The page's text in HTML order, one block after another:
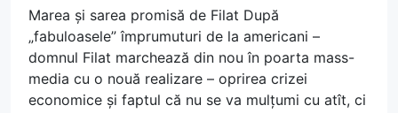
Marea și sarea promisă de Filat După
„fabuloasele” împrumuturi de la americani –
domnul Filat marchează din nou în poarta mass-
media cu o nouă realizare – oprirea crizei
economice și faptul că nu se va mulțumi cu atît, ci